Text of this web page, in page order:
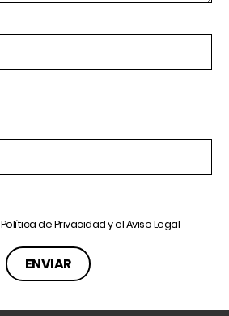
Política de Privacidady elAviso Legal